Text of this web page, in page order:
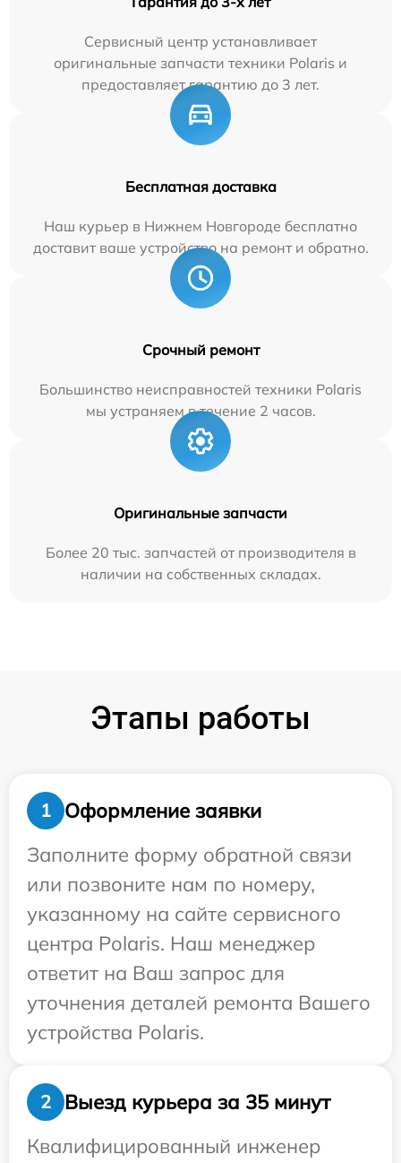
Сервисный центр устанавливает
оригинальные запчасти техники Polaris и
предоставляет гарантию до 3 лет.
Бесплатная доставка
Наш курьер в Нижнем Новгороде бесплатно
доставит ваше устройство на ремонт и обратно.
Срочный ремонт
Большинство неисправностей техники Polaris
мы устраняем в течение 2 часов.
Оригинальные запчасти
Более 20 тыс. запчастей от производителя в
наличии на собственных складах.
Этапы работы
1
Оформление заявки
Заполните форму обратной связи
или позвоните нам по номеру,
указанному на сайте сервисного
центра Polaris. Наш менеджер
ответит на Ваш запрос для
уточнения деталей ремонта Вашего
устройства Polaris.
2
Выезд курьера за 35 минут
Квалифицированный инженер